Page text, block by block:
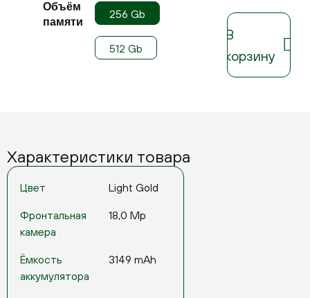
Объём
памяти
256 Gb
512 Gb
В
корзину
Характеристики товара
Цвет Light Gold
Фронтальная
камера
18,0 Mp
Ёмкость
аккумулятора
3149 mAh